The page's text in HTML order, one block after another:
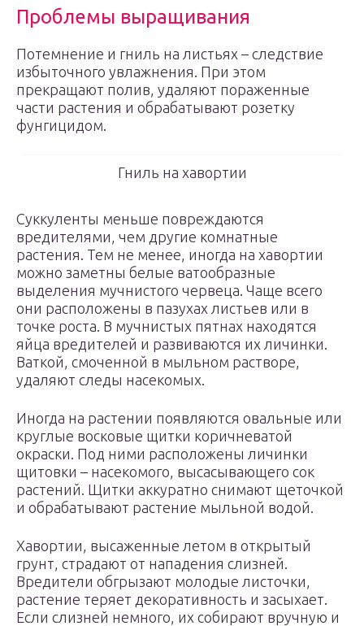
Проблемы выращивания
Потемнение и гниль на листьях – следствие
избыточного увлажнения. При этом
прекращают полив, удаляют пораженные
части растения и обрабатывают розетку
фунгицидом.
Гниль на хавортии
Суккуленты меньше повреждаются
вредителями, чем другие комнатные
растения. Тем не менее, иногда на хавортии
можно заметны белые ватообразные
выделения мучнистого червеца. Чаще всего
они расположены в пазухах листьев или в
точке роста. В мучнистых пятнах находятся
яйца вредителей и развиваются их личинки.
Ваткой, смоченной в мыльном растворе,
удаляют следы насекомых.
Иногда на растении появляются овальные или
круглые восковые щитки коричневатой
окраски. Под ними расположены личинки
щитовки – насекомого, высасывающего сок
растений. Щитки аккуратно снимают щеточкой
и обрабатывают растение мыльной водой.
Хавортии, высаженные летом в открытый
грунт, страдают от нападения слизней.
Вредители обгрызают молодые листочки,
растение теряет декоративность и засыхает.
Если слизней немного, их собирают вручную и